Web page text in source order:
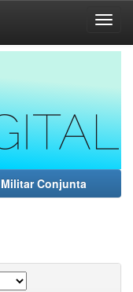
Conjunta